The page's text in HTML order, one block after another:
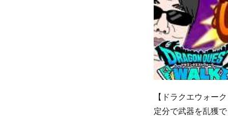
【ドラクエウォー
定分で武器を乱獲